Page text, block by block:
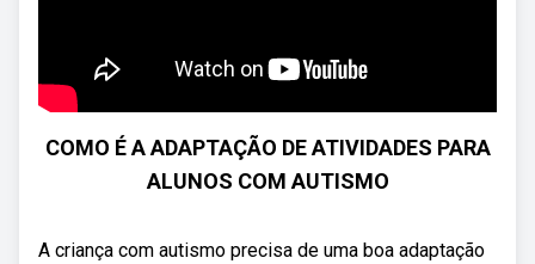
COMO É A ADAPTAÇÃO DE ATIVIDADES PARA
ALUNOS COM AUTISMO
A criança com autismo precisa de uma boa adaptação